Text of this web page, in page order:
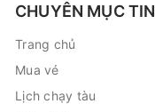
CHUYÊN MỤC TIN
Trang chủ
Mua vé
Lịch chạy tàu